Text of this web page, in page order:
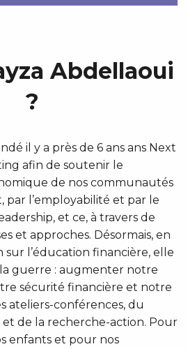
Abdellaoui
?
il y a près de 6 ans ans Next
afin de soutenir le
de nos communautés
par l’employabilité et par le
et ce, à travers de
et approches. Désormais, en
l’éducation financière, elle
guerre : augmenter notre
sécurité financière et notre
ateliers-conférences, du
de la recherche-action. Pour
enfants et pour nos